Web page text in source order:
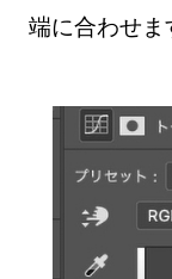
端に合わせま